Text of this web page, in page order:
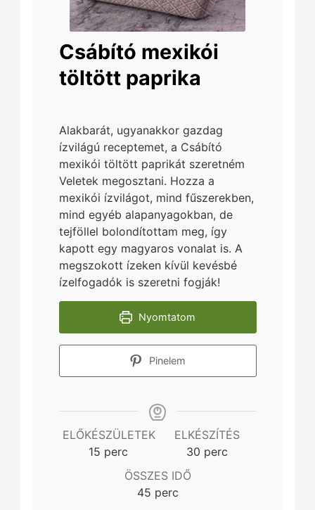
Csábító mexikói
töltött paprika
Alakbarát, ugyanakkor gazdag
ízvilágú receptemet, a Csábító
mexikói töltött paprikát szeretném
Veletek megosztani. Hozza a
mexikói ízvilágot, mind fűszerekben,
mind egyéb alapanyagokban, de
tejföllel bolondítottam meg, így
kapott egy magyaros vonalat is. A
megszokott ízeken kívül kevésbé
ízelfogadók is szeretni fogják!
Nyomtatom
Pinelem
ELŐKÉSZÜLETEK
15minutes
perc
ELKÉSZÍTÉS
30minutes
perc
ÖSSZES IDŐ
45minutes
perc